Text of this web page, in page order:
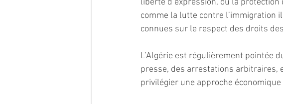
liberté d’expression, ou la
comme la lutte contre l’immigration
connues sur le respect des droits
L’Algérie est régulièrement pointée
presse, des arrestations arbitraires,
privilégier une approche